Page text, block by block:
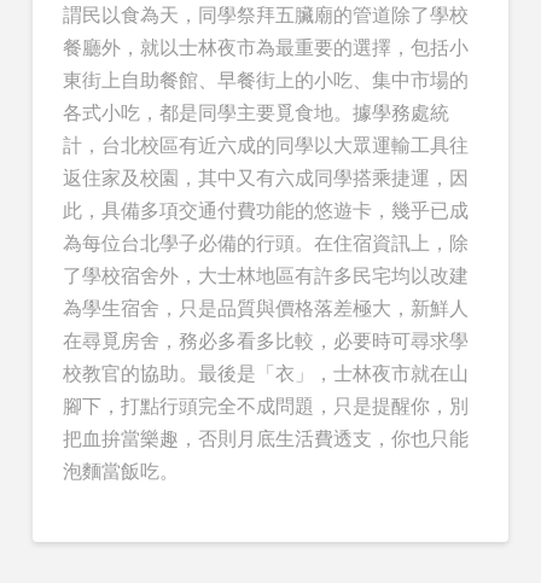
謂民以食為天，同學祭拜五臟廟的管道除了學校
餐廳外，就以士林夜市為最重要的選擇，包括小
東街上自助餐館、早餐街上的小吃、集中市場的
各式小吃，都是同學主要覓食地。據學務處統
計，台北校區有近六成的同學以大眾運輸工具往
返住家及校園，其中又有六成同學搭乘捷運，因
此，具備多項交通付費功能的悠遊卡，幾乎已成
為每位台北學子必備的行頭。在住宿資訊上，除
了學校宿舍外，大士林地區有許多民宅均以改建
為學生宿舍，只是品質與價格落差極大，新鮮人
在尋覓房舍，務必多看多比較，必要時可尋求學
校教官的協助。最後是「衣」，士林夜市就在山
腳下，打點行頭完全不成問題，只是提醒你，別
把血拚當樂趣，否則月底生活費透支，你也只能
泡麵當飯吃。